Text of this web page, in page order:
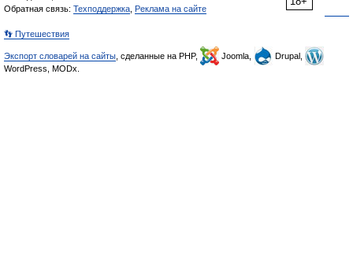
Обратная связь: Техподдержка Реклама на сайте
👣 Путешествия
Экспорт словарей на сайты , сделанные на PHP, Joomla,
Drupal,
WordPress, MODx.